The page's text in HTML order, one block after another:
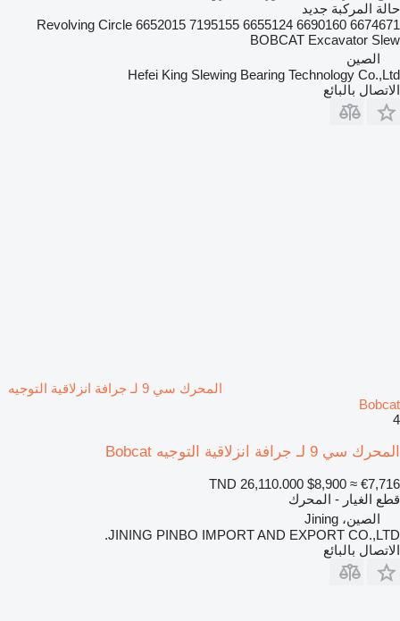
حالة المركبة جديد
6674671 6690160 6655124 7195155 6652015 Revolving Circle
BOBCAT Excavator Slew
الصين
Hefei King Slewing Bearing Technology Co.,Ltd
الاتصال بالبائع
المحرك سي 9 لـ جرافة انزلاقية التوجيه
Bobcat
4
المحرك سي 9 لـ جرافة انزلاقية التوجيه Bobcat
TND 26,110.000 $8,900 ≈ €7,716
قطع الغيار - المحرك
الصين، Jining
JINING PINBO IMPORT AND EXPORT CO.,LTD.
الاتصال بالبائع